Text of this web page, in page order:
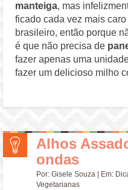
manteiga, mas
ficado cada vez mais
brasileiro, então porque
é que não precisa de
fazer apenas uma
fazer um delicioso milho
Alhos
ondas
Por:Gisele Souza | Em:
Vegetarianas